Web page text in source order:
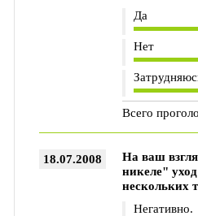
Да
Нет
Всего
18.07.2008
На ваш
никеле"
нескольких
Негативно.